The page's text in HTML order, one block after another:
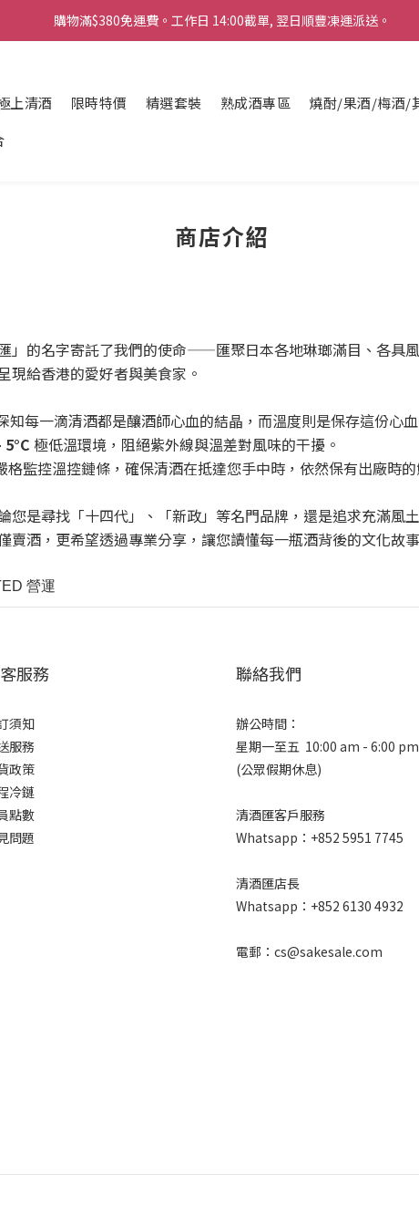
購物滿$380免運費。工作日 14:00截單, 翌日順豐凍運派送。
購物滿$380免運費。工作日 14:00截單, 翌日順豐凍運派送。
消費滿$1000 即送六罐六甲啤酒
上清酒 限時特價 精選套裝 熟成酒專區 燒酎/果酒/梅酒/
商店介紹
匯」的名字寄託了我們的使命——匯聚日本各地琳瑯滿目、各具
現給香港的愛好者與美食家。
知每一滴清酒都是釀酒師心血的結晶，而溫度則是保存這份心血
5°C 極低溫環境，阻絕紫外線與溫差對風味的干擾。
格監控溫控鏈條，確保清酒在抵達您手中時，依然保有出廠時的
您是尋找「十四代」、「新政」等名門品牌，還是追求充滿風
賣酒，更希望透過專業分享，讓您讀懂每一瓶酒背後的文化故
營運
服務
須知
服務
政策
冷鏈
點數
問題
聯絡我們
辦公時間：
星期一至五 10:00 am - 6:00 pm
(公眾假期休息)
清酒匯客戶服務
Whatsapp：+852 5951 7745
清酒匯店長
Whatsapp：+852 6130 4932
電郵：cs@sakesale.com